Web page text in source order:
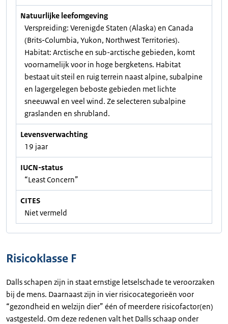
Natuurlijke leefomgeving
Verspreiding: Verenigde Staten (Alaska) en Canada
(Brits-Columbia, Yukon, Northwest Territories).
Habitat: Arctische en sub-arctische gebieden, komt
voornamelijk voor in hoge bergketens. Habitat
bestaat uit steil en ruig terrein naast alpine, subalpine
en lagergelegen beboste gebieden met lichte
sneeuwval en veel wind. Ze selecteren subalpine
graslanden en shrubland.
Levensverwachting
19 jaar
IUCN-status
“Least Concern”
CITES
Niet vermeld
Risicoklasse F
Dalls schapen zijn in staat ernstige letselschade te veroorzaken
bij de mens. Daarnaast zijn in vier risicocategorieën voor
“gezondheid en welzijn dier” één of meerdere risicofactor(en)
vastgesteld. Om deze redenen valt het Dalls schaap onder